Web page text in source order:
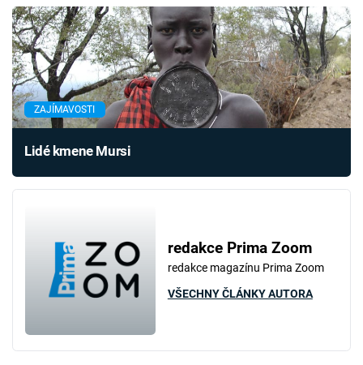
ZAJÍMAVOSTI
Lidé kmene Mursi
redakce Prima Zoom
redakce magazínu Prima Zoom
VŠECHNY ČLÁNKY AUTORA